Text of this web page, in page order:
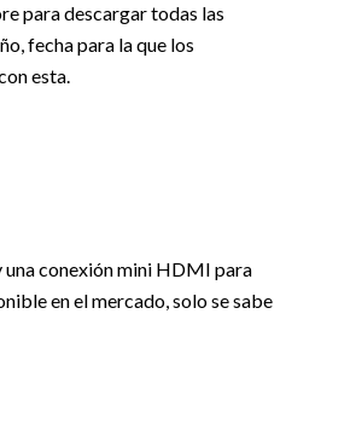
para descargar todas las
fecha para la que los
esta.
una conexión mini HDMI para
en el mercado, solo se sabe